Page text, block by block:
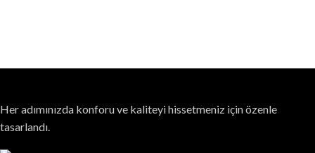
Her adımınızda konforu ve kaliteyi hissetmeniz için özenle
tasarlandı.